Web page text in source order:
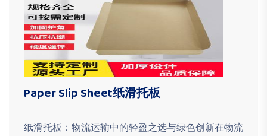
Paper Slip Sheet纸滑托板
纸滑托板：物流运输中的轻盈之选与绿色创新在物流